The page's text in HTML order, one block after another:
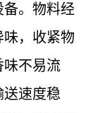
。物料经
，收紧物
味不易流
送速度稳